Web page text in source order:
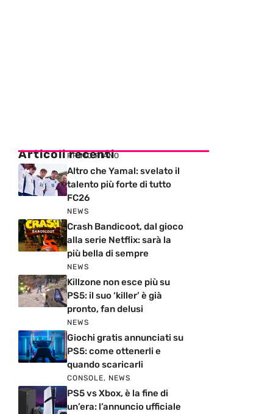
Articoli recenti
PRIMO PIANO
Altro che Yamal: svelato il
talento più forte di tutto
FC26
NEWS
Crash Bandicoot, dal gioco
alla serie Netflix: sarà la
più bella di sempre
NEWS
Killzone non esce più su
PS5: il suo ‘killer’ è già
pronto, fan delusi
NEWS
Giochi gratis annunciati su
PS5: come ottenerli e
quando scaricarli
CONSOLE, NEWS
PS5 vs Xbox, è la fine di
un’era: l’annuncio ufficiale